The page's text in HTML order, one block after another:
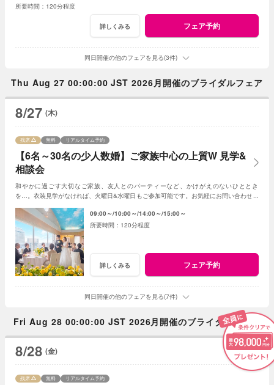
120分程度
詳しくみる フェア予約
同日開催の他のフェアを見る(3件)
Thu Aug 27 00:00:00 JST 2026月開催のブライダルフェア
8/27 (木)
【6名～30名の少人数婚】ご家族中心の上質W 見学&
相談会
残席 無料 リアルタイム予約
和やかに過ごす大切なご家族、友人とのパーティーなど、かけがえのないひととき
を…。衣装見学がなければ、火曜日&水曜日もご参加可能です。お気軽にお問い合わせく
09:00～ 10:00～ 14:00～ 15:00～
120分程度
詳しくみる フェア予約
同日開催の他のフェアを見る(7件)
Fri Aug 28 00:00:00 JST 2026月開催のブライダルフェア
8/28 (金)
残席 無料 リアルタイム予約